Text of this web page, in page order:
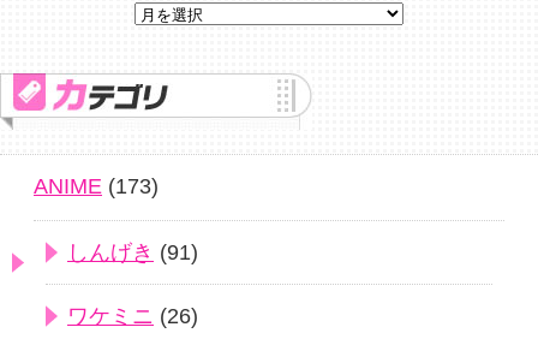
ANIME (173)
しんげき (91)
ワケミニ (26)